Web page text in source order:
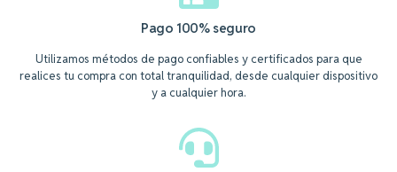
Pago 100% seguro
Utilizamos métodos de pago confiables y certificados para que
realices tu compra con total tranquilidad, desde cualquier dispositivo
y a cualquier hora.